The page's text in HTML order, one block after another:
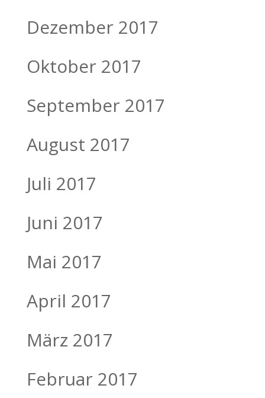
Dezember 2017
Oktober 2017
September 2017
August 2017
Juli 2017
Juni 2017
Mai 2017
April 2017
März 2017
Februar 2017